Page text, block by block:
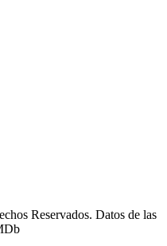
Reservados. Datos de las